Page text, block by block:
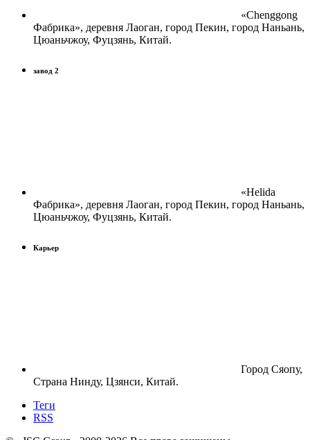
«Chenggong
Фабрика», деревня Лаоган, город Пекин, город Наньань,
Цюаньчжоу, Фуцзянь, Китай.
завод 2
«Helida
Фабрика», деревня Лаоган, город Пекин, город Наньань,
Цюаньчжоу, Фуцзянь, Китай.
Карьер
Город Сяопу,
Страна Нинду, Цзянси, Китай.
Теги
RSS